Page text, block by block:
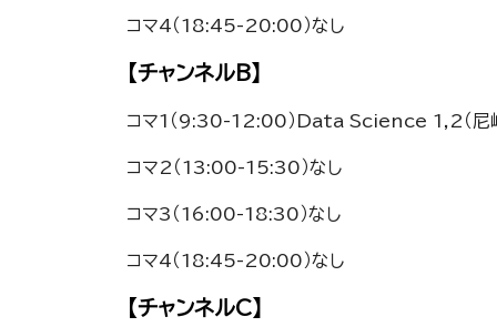
コマ4（18:45-20:00）なし
【チャンネルB】
コマ1（9:30-12:00）Data Science 1,2（尼
コマ2（13:00-15:30）なし
コマ3（16:00-18:30）なし
コマ4（18:45-20:00）なし
【チャンネルC】